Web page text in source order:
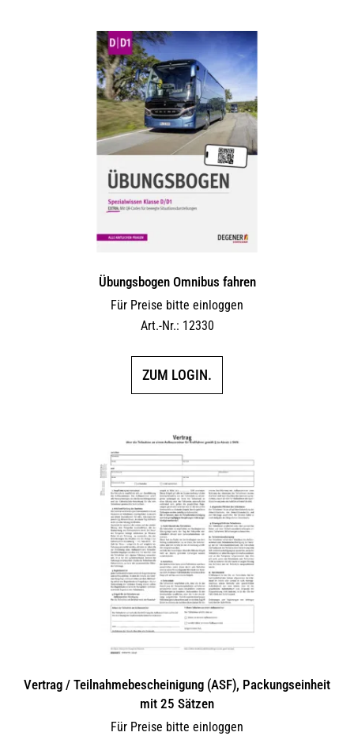
Übungsbogen Omnibus fahren
Für Preise bitte einloggen
Art.-Nr.: 12330
ZUM LOGIN.
Vertrag / Teilnahme­bescheinigung (ASF), Packungseinheit
mit 25 Sätzen
Für Preise bitte einloggen